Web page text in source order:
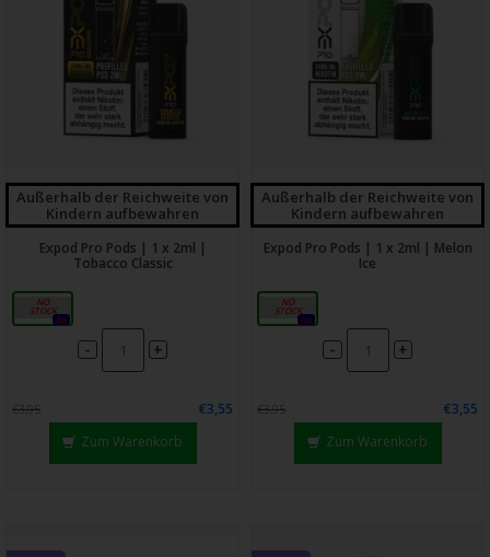
Außerhalb der Reichweite von
Kindern aufbewahren
Expod Pro Pods | 1 x 2ml |
Tobacco Classic
20mg
0x
- +
€3,95
€3,55
Zum Warenkorb
Außerhalb der Reichweite von
Kindern aufbewahren
Expod Pro Pods | 1 x 2ml | Melon
Ice
20mg
0x
- +
€3,95
€3,55
Zum Warenkorb